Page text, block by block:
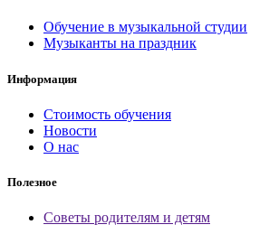
Обучение в музыкальной студии
Музыканты на праздник
Информация
Стоимость обучения
Новости
О нас
Полезное
Советы родителям и детям